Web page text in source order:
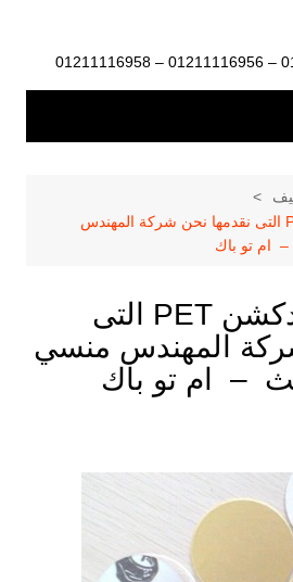
طبه لحام الاندكشن PET التى نقدمها نحن شركة المهندس
ام تو باك
طبه لحام الاندكشن PET التى
المهندس منسي
– ام تو باك